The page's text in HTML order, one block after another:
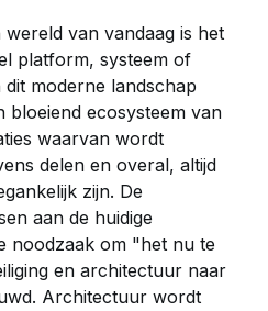
van vandaag is het
platform, systeem of
moderne landschap
bloeiend ecosysteem van
waarvan wordt
delen en overal, altijd
zijn. De
aan de huidige
noodzaak om "het nu te
en architectuur naar
Architectuur wordt